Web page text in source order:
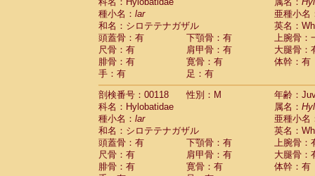
種小名： lar
亜種小名
和名：シロテテナガザル
英名：
頭蓋骨：有
下顎骨：有
上腕骨：
尺骨：有
肩甲骨：有
大腿骨：
腓骨：有
寛骨：有
体幹：有
手：有
足：有
剖検番号：00118
性別：M
年齢：
科名：Hylobatidae
属名：
種小名： lar
亜種小名
和名：シロテテナガザル
英名：
頭蓋骨：有
下顎骨：有
上腕骨：
尺骨：有
肩甲骨：有
大腿骨：
腓骨：有
寛骨：有
体幹：有